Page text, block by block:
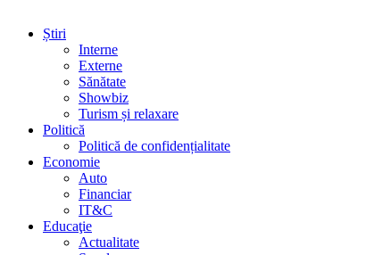
Știri
Interne
Externe
Sănătate
Showbiz
Turism și relaxare
Politică
Politică de confidențialitate
Economie
Auto
Financiar
IT&C
Educaţie
Actualitate